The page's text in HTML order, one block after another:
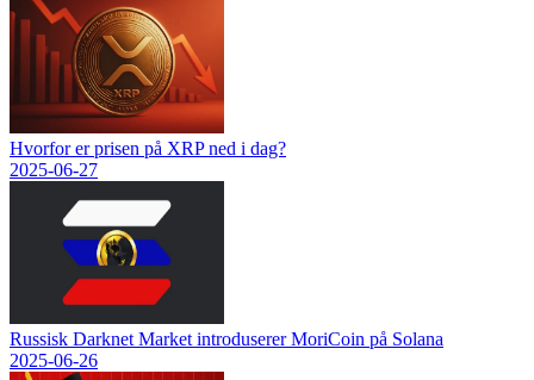
Hvorfor er prisen på XRP ned i dag?
2025-06-27
Russisk Darknet Market introduserer MoriCoin på Solana
2025-06-26